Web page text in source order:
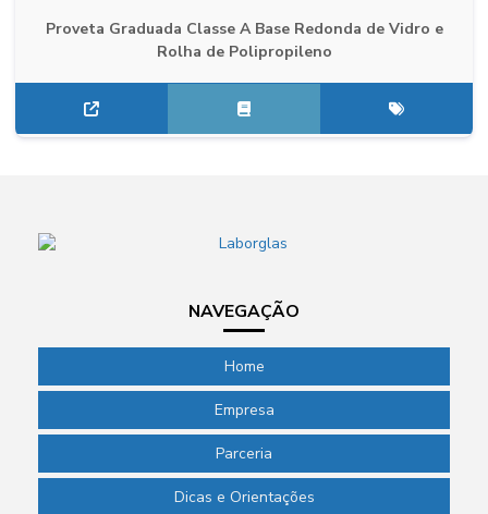
Proveta Graduada Classe A Base Redonda de Vidro e
Rolha de Polipropileno
NAVEGAÇÃO
Home
Empresa
Parceria
Dicas e Orientações